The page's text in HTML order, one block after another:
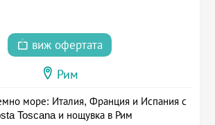
виж офертата
Рим
море: Италия, Франция и Испания с
Toscana и нощувка в Рим